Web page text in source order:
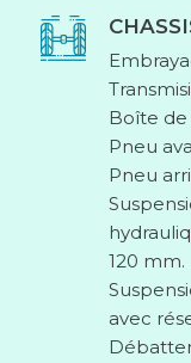
Boîte de
Pneu
Pneu
120 mm.
avec